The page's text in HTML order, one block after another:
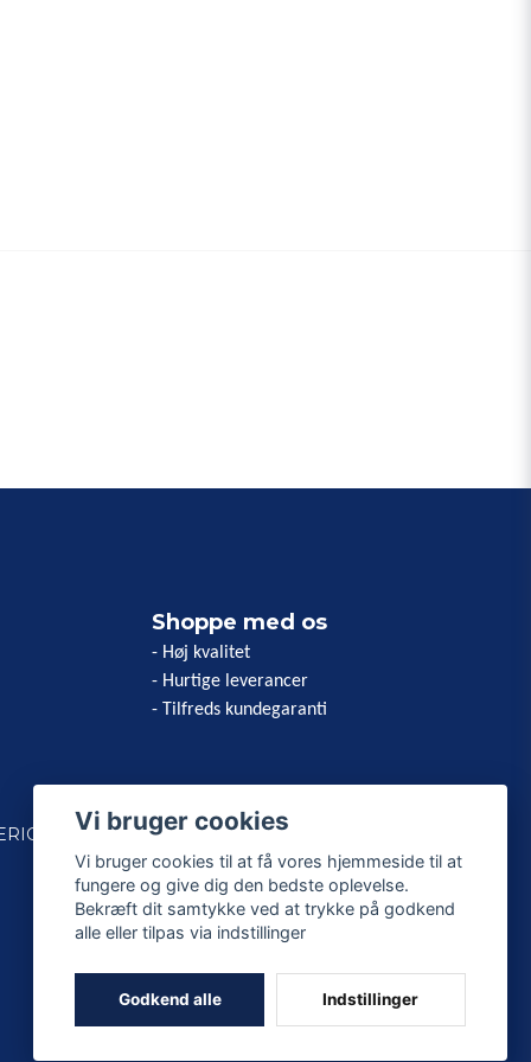
Shoppe med os
- Høj kvalitet
- Hurtige leverancer
- Tilfreds kundegaranti
Vi bruger cookies
Vi bruger cookies til at få vores hjemmeside til at
fungere og give dig den bedste oplevelse.
Bekræft dit samtykke ved at trykke på godkend
alle eller tilpas via indstillinger
Godkend alle Indstillinger